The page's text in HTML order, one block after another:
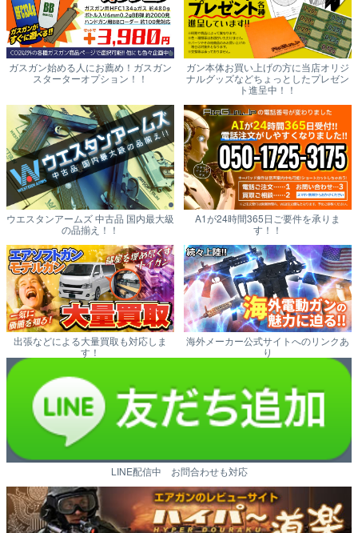
ガスガン始める人にお薦め！ガスガン
スターターオプション！！
ガン本体お買い上げの方に当店オリジ
ナルグッズなどちょっとしたプレゼン
ト進呈中！！
ウエスタンアームズ 中古品 国内最大級
の品揃え！！
A1が24時間365日ご要件を承りま
す！！
出張などによる大量買取も対応しま
す！
海外メーカー公式サイトへのリンクあ
り
LINE配信中 お問合わせも対応